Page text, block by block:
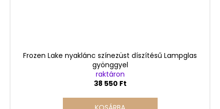
Frozen Lake nyaklánc színezüst díszítésű Lampglas
gyönggyel
raktáron
38 550 Ft